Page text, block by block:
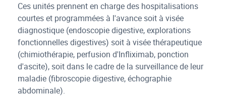
Ces unités prennent en charge des hospitalisations
courtes et programmées à l'avance soit à visée
diagnostique (endoscopie digestive, explorations
fonctionnelles digestives) soit à visée thérapeutique
(chimiothérapie, perfusion d'Infliximab, ponction
d'ascite), soit dans le cadre de la surveillance de leur
maladie (fibroscopie digestive, échographie
abdominale).